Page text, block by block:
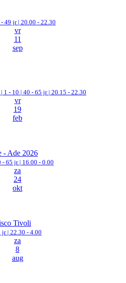
49 jr | 20.00 - 22.30
vr
11
sep
| 1 - 10 | 40 - 65 jr | 20.15 - 22.30
vr
19
feb
- Ade 2026
- 65 jr | 16.00 - 0.00
za
24
okt
Tivoli
jr | 22.30 - 4.00
za
8
aug